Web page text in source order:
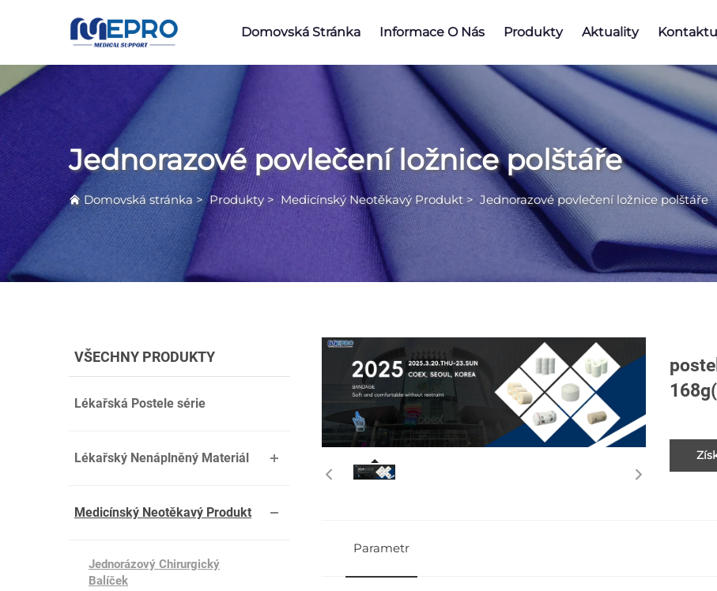
Domovská Stránka Informace O Nás Produkty Aktuality
Jednorazové povlečení ložnice polštáře
Domovská stránka >Produkty>Medicínský Neotěkavý Produkt> Jednorazové povlečení ložnice polštáře
VŠECHNY PRODUKTY
Lékařská Postele série
Lékařský Nenáplněný Materiál
Medicínský Neotěkavý Produkt
Jednorázový Chirurgický
Balíček
Parametr